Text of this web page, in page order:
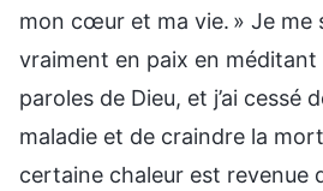
mon cœur et ma vie. » Je me
vraiment en paix en méditant
paroles de Dieu, et j’ai cessé
maladie et de craindre la
certaine chaleur est revenue